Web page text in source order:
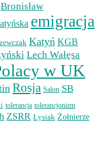
Bronisław
emigracja
Katyń KGB
Lech Wałęsa
w UK
Rosja Salon SB
tolerancja tolerancjonizm
ZSRR Łysiak Żołnierze